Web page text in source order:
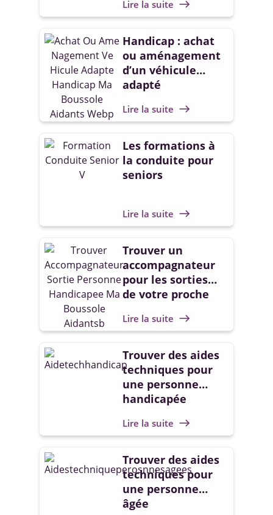
Lire la suite east
Handicap : achat
ou aménagement
d’un véhicule
adapté
Lire la suite east
Les formations à
la conduite pour
seniors
Lire la suite east
Trouver un
accompagnateur
pour les sorties
de votre proche
Lire la suite east
Trouver des aides
techniques pour
une personne
handicapée
Lire la suite east
Trouver des aides
techniques pour
une personne
âgée